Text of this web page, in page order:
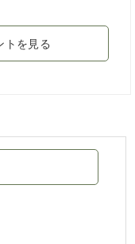
トを見る